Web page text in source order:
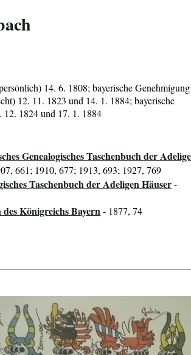
14. 6. 1808; bayerische Genehmigung
12. 11. 1823 und 14. 1. 1884; bayerische
1824 und 17. 1. 1884
Genealogisches Taschenbuch der
661; 1910, 677; 1913, 693; 1927, 769
Taschenbuch der Adeligen Häuser-
Königreichs Bayern- 1877, 74